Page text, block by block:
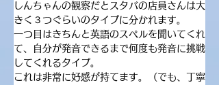
しんちゃんの観察だとスタバの店員さんは大
きく３つぐらいのタイプに分かれます。
一つ目はきちんと英語のスペルを聞いてくれ
て、自分が発音できるまで何度も発音に挑戦
してくれるタイプ。
これは非常に好感が持てます。（でも、丁寧